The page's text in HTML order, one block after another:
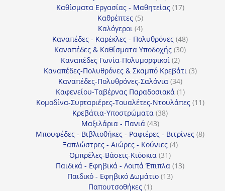
προϊόντα
Καθίσματα Εργασίας - Μαθητείας 1717
Καθρέπτες 55
προϊόντα
Καλόγεροι 44
προϊόντα
Καναπέδες - Καρέκλες - Πολυθρόνες 4848
προϊόντα
Καναπέδες & Καθίσματα Υποδοχής 3030
Καναπέδες Γωνία-Πολυμορφικοί 22
προϊόντα
Καναπέδες-Πολυθρόνες & Σκαμπό Κρεβάτι 33
Καναπέδες-Πολυθρόνες-Σαλόνια 3434
προϊόντα
Καφενείου-Ταβέρνας Παραδοσιακά 11
προϊόν
Κομοδίνα-Συρταριέρες-Τουαλέτες-Ντουλάπες 1111
Κρεβάτια-Υποστρώματα 3838
Μαξιλάρια - Πανιά 4343
προϊόντα
Μπουφέδες - Βιβλιοθήκες - Ραφιέρες - Βιτρίνες 88
Ξαπλώστρες - Αιώρες - Κούνιες 44
Ομπρέλες-Βάσεις-Κιόσκια 3131
προϊόντα
Παιδικά - Εφηβικά - Λοιπά Έπιπλα 1313
Παιδικό - Εφηβικό Δωμάτιο 1313
Παπουτσοθήκες 11